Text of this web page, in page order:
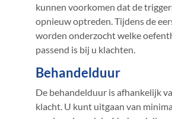
kunnen voorkomen dat de
opnieuw optreden. Tijdens de
worden onderzocht welke
passend is bij u klachten.
Behandelduur
De behandelduur is afhankelijk
klacht. U kunt uitgaan van